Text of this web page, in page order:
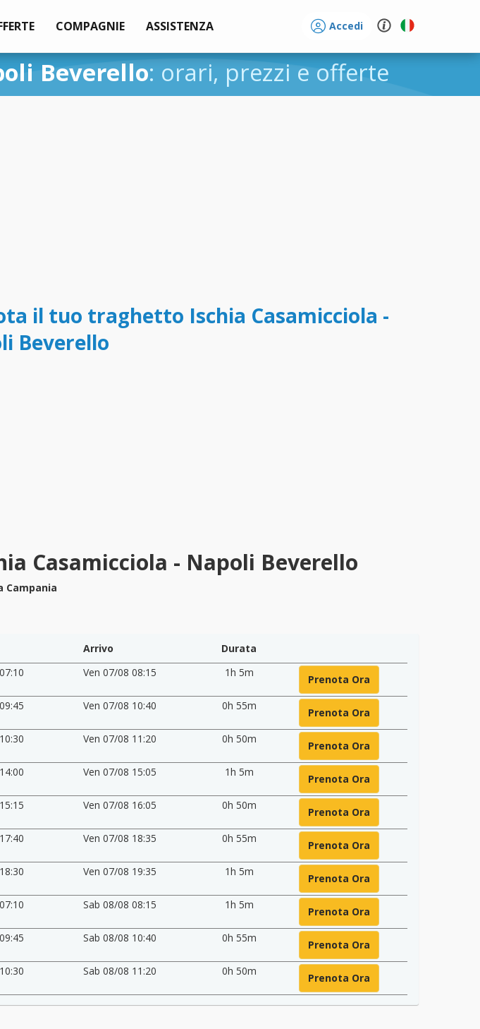
COMPAGNIE ASSISTENZA Accedi
Beverello: orari, prezzi e offerte
il tuo traghetto Ischia Casamicciola -
Beverello
Casamicciola - Napoli Beverello
Campania
Arrivo
Durata
Ven 07/08 08:15 1h 5m
Prenota Ora
Ven 07/08 10:40 0h 55m
Prenota Ora
Ven 07/08 11:20 0h 50m
Prenota Ora
Ven 07/08 15:05 1h 5m
Prenota Ora
Ven 07/08 16:05 0h 50m
Prenota Ora
Ven 07/08 18:35 0h 55m
Prenota Ora
Ven 07/08 19:35 1h 5m
Prenota Ora
Sab 08/08 08:15 1h 5m
Prenota Ora
Sab 08/08 10:40 0h 55m
Prenota Ora
Sab 08/08 11:20 0h 50m
Prenota Ora